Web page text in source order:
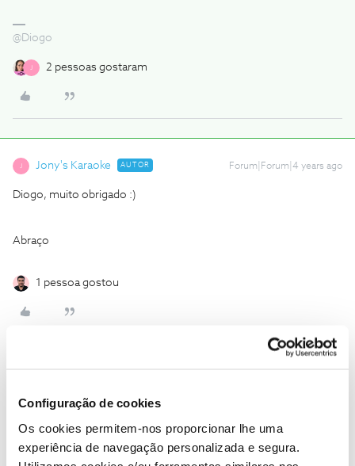
Configuração de cookies
Os cookies permitem-nos proporcionar lhe uma
experiência de navegação personalizada e segura.
@Diogo
2 pessoas gostaram
Jony's Karaoke AUTOR Forum|Forum|4 years ago
Diogo, muito obrigado :)
Abraço
1 pessoa gostou
Olá@Jony's Karaoke ,
O@Diogo S.deu uma ótima ajuda.
Estamos disponíveis para qualquer outra questão.